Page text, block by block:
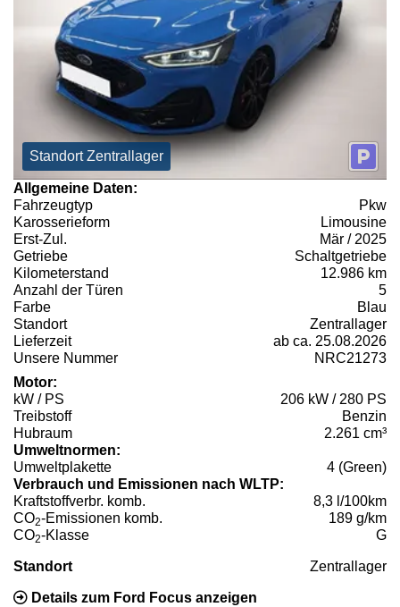
Standort Zentrallager
Allgemeine Daten:
Fahrzeugtyp
Pkw
Karosserieform
Limousine
Erst-Zul.
Mär / 2025
Getriebe
Schaltgetriebe
Kilometerstand
12.986 km
Anzahl der Türen
5
Farbe
Blau
Standort
Zentrallager
Lieferzeit
ab ca. 25.08.2026
Unsere Nummer
NRC21273
Motor:
kW / PS
206 kW / 280 PS
Treibstoff
Benzin
Hubraum
2.261 cm³
Umweltnormen:
Umweltplakette
4 (Green)
Verbrauch und Emissionen nach WLTP:
Kraftstoffverbr. komb.
8,3 l/100km
CO2-Emissionen komb.
189 g/km
CO2-Klasse G
Standort Zentrallager
Details zum Ford Focus anzeigen